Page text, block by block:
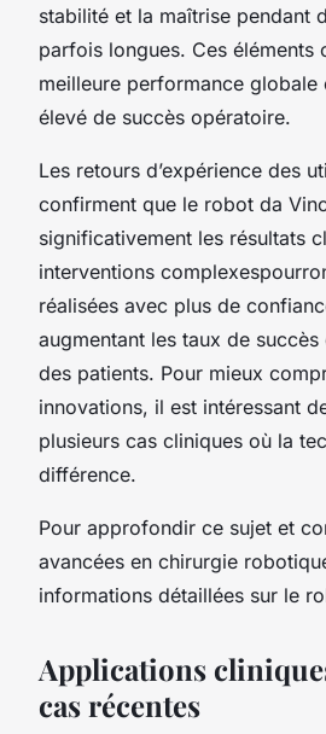
stabilité et la maîtrise pendant
parfois longues. Ces éléments
meilleure performance globale
élevé de succès opératoire.
Les retours d’expérience des
confirment que le robot da
significativement les résultats
interventions
réalisées avec plus de
augmentant les taux de
des patients. Pour mieux
innovations, il est intéressant
plusieurs cas cliniques où la
différence.
Pour approfondir ce sujet et
avancées en chirurgie
informations détaillées sur le
Applications
cas récentes